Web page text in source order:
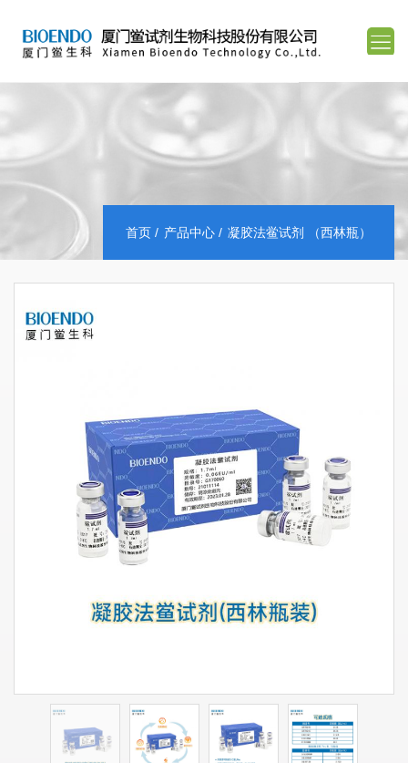
首页 产品中心 凝胶法鲎试剂 （西林瓶）